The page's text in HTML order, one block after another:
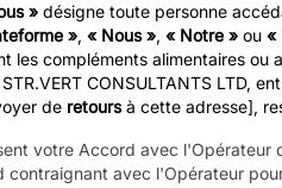
» désigne toute personne
», « Nous », « Notre » ou «
les compléments alimentaires ou
CONSULTANTS LTD,
de retoursà cette adresse],
votre Accord avec
contraignant avec l'Opérateur